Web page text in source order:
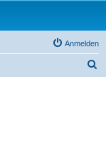
Anmelden